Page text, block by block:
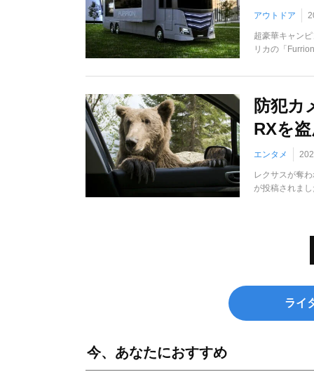
アウトドア
超豪華キャン
リカの「
防犯カ
RXを
エンタメ
レクサスが奪
が投稿されま
ライ
今、あなたにおすすめ